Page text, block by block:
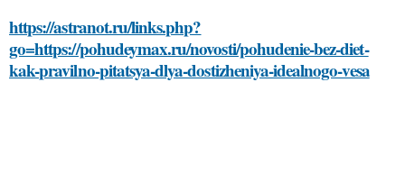
https://astranot.ru/links.php?
go=https://pohudeymax.ru/novosti/pohudenie-bez-diet-
kak-pravilno-pitatsya-dlya-dostizheniya-idealnogo-vesa